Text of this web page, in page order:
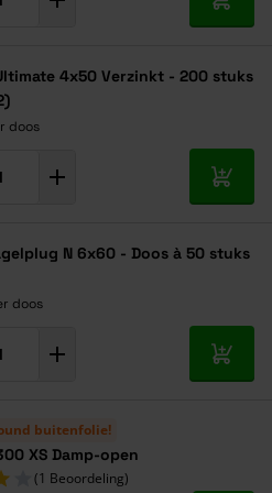
In
4x50 Verzinkt - 200 stuks
doos
In
N 6x60 - Doos à 50 stuks
doos
In
buitenfolie!
XS Damp-open
(1 Beoordeling)